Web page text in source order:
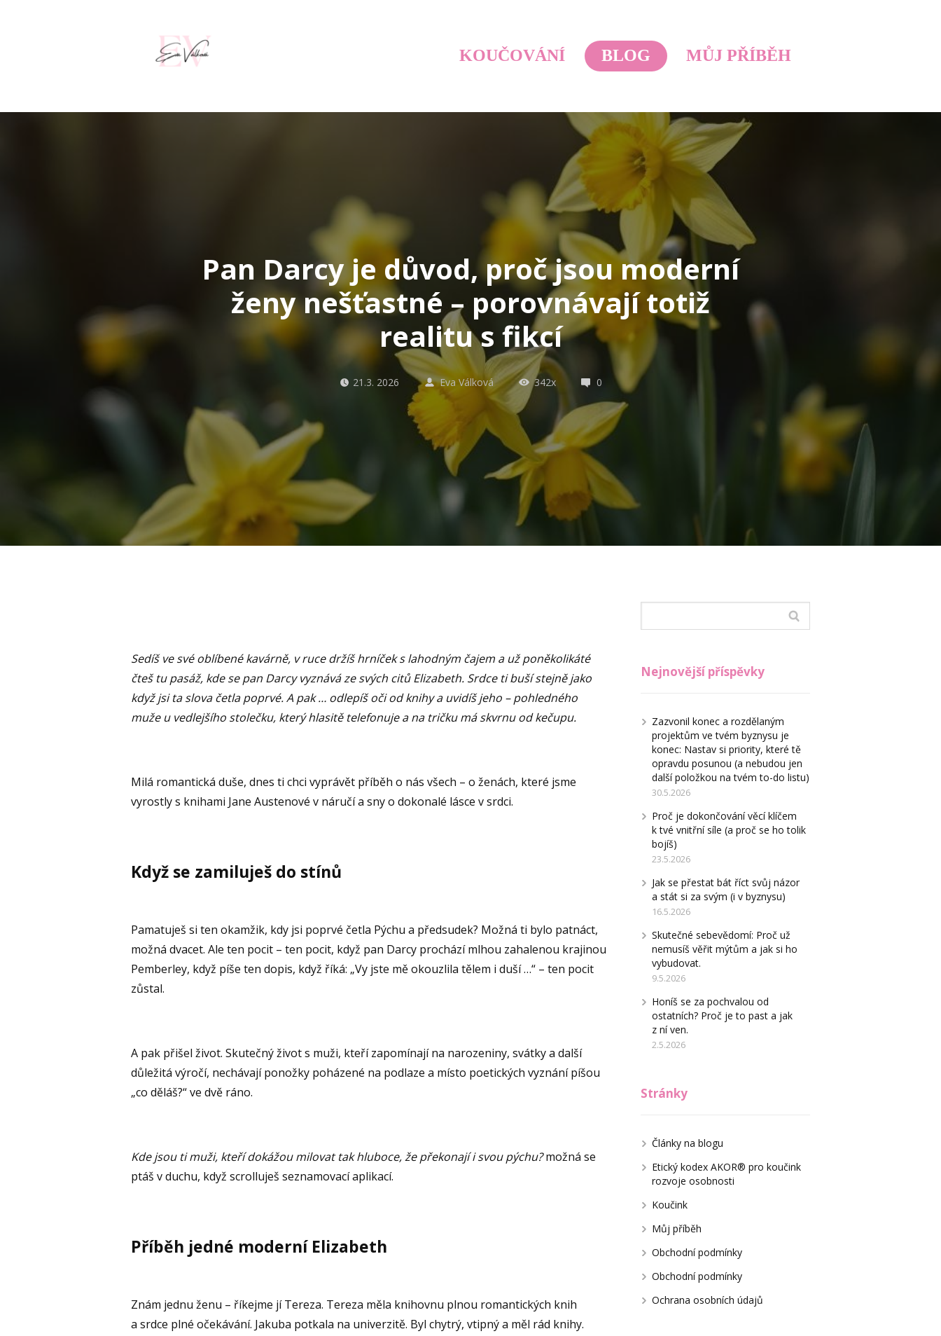
KOUČOVÁNÍ BLOG MŮJ PŘÍBĚH
Pan Darcy je důvod, proč jsou moderní
ženy nešťastné – porovnávají totiž
realitu s fikcí
21.3. 2026 Eva Válková 342x 0
Sedíš ve své oblíbené kavárně, v ruce držíš hrníček s lahodným čajem a už poněkolikáté
čteš tu pasáž, kde se pan Darcy vyznává ze svých citů Elizabeth. Srdce ti buší stejně jako
když jsi ta slova četla poprvé. A pak … odlepíš oči od knihy a uvidíš jeho – pohledného
muže u vedlejšího stolečku, který hlasitě telefonuje a na tričku má skvrnu od kečupu.
Milá romantická duše, dnes ti chci vyprávět příběh o nás všech – o ženách, které jsme
vyrostly s knihami Jane Austenové v náručí a sny o dokonalé lásce v srdci.
Když se zamiluješ do stínů
Pamatuješ si ten okamžik, kdy jsi poprvé četla Pýchu a předsudek? Možná ti bylo patnáct,
možná dvacet. Ale ten pocit – ten pocit, když pan Darcy prochází mlhou zahalenou krajinou
Pemberley, když píše ten dopis, když říká: „Vy jste mě okouzlila tělem i duší …“ – ten pocit
zůstal.
A pak přišel život. Skutečný život s muži, kteří zapomínají na narozeniny, svátky a další
důležitá výročí, nechávají ponožky poházené na podlaze a místo poetických vyznání píšou
„co děláš?“ ve dvě ráno.
Kde jsou ti muži, kteří dokážou milovat tak hluboce, že překonají i svou pýchu?možná se
ptáš v duchu, když scrolluješ seznamovací aplikací.
Příběh jedné moderní Elizabeth
Znám jednu ženu – říkejme jí Tereza. Tereza měla knihovnu plnou romantických knih
a srdce plné očekávání. Jakuba potkala na univerzitě. Byl chytrý, vtipný a měl rád knihy.
Nejnovější příspěvky
Zazvonil konec a rozdělaným
projektům ve tvém byznysu je
konec: Nastav si priority, které tě
opravdu posunou (a nebudou jen
další položkou na tvém to-do listu)
30.5.2026
Proč je dokončování věcí klíčem
k tvé vnitřní síle (a proč se ho tolik
bojíš)
23.5.2026
Jak se přestat bát říct svůj názor
a stát si za svým (i v byznysu)
16.5.2026
Skutečné sebevědomí: Proč už
nemusíš věřit mýtům a jak si ho
vybudovat.
9.5.2026
Honíš se za pochvalou od
ostatních? Proč je to past a jak
z ní ven.
2.5.2026
Stránky
Články na blogu
Etický kodex AKOR® pro koučink
rozvoje osobnosti
Koučink
Můj příběh
Obchodní podmínky
Obchodní podmínky
Ochrana osobních údajů